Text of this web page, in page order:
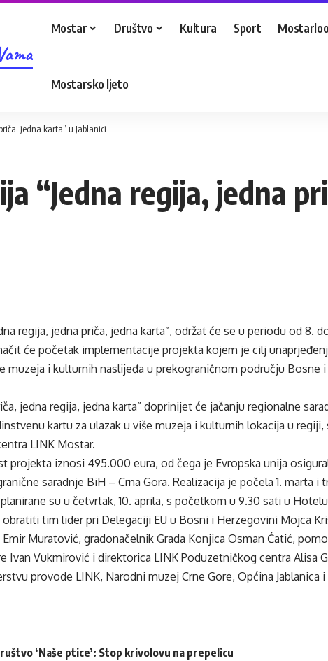
Mostar Društvo Kultura Sport
Mostarsko ljeto
jedna karta” u Jablanici
“Jedna regija, jedna
regija, jedna priča, jedna karta”, održat će se u periodu od 8.
će početak implementacije projekta kojem je cilj
muzeja i kulturnih naslijeđa u prekograničnom području Bosne
jedna regija, jedna karta” doprinijet će jačanju regionalne
kartu za ulazak u više muzeja i kulturnih lokacija u regiji,
LINK Mostar.
projekta iznosi 495.000 eura, od čega je Evropska unija
saradnje BiH – Crna Gora. Realizacija je počela 1. marta i
su u četvrtak, 10. aprila, s početkom u 9.30 sati u Hotelu
tim lider pri Delegaciji EU u Bosni i Herzegovini Mojca
Emir Muratović, gradonačelnik Grada Konjica Osman Ćatić,
Ivan Vukmirović i direktorica LINK Poduzetničkog centra Alisa
provode LINK, Narodni muzej Crne Gore, Općina Jablanica
‘Naše ptice’: Stop krivolovu na prepelicu